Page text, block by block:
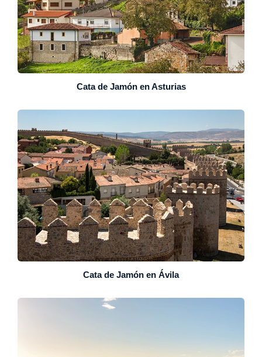
Cata de Jamón en Asturias
Cata de Jamón en Ávila